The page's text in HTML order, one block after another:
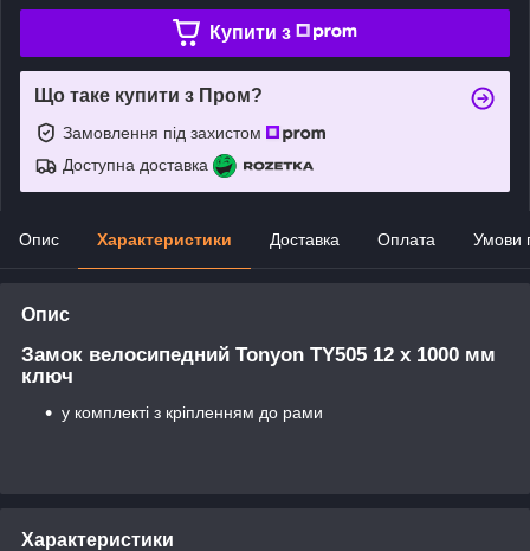
Купити з
Що таке купити з Пром?
Замовлення під захистом
Доступна доставка
Опис Характеристики Доставка Оплата Умови
Опис
Замок велосипедний Tonyon TY505 12 x 1000 мм
ключ
у комплекті з кріпленням до рами
Характеристики